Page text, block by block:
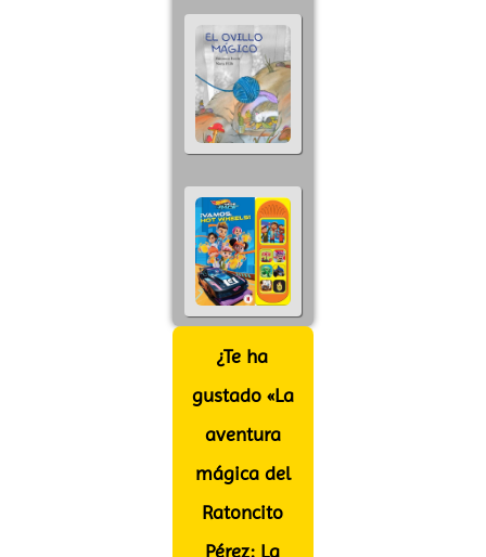
¿Te ha
gustado «La
aventura
mágica del
Ratoncito
Pérez: La